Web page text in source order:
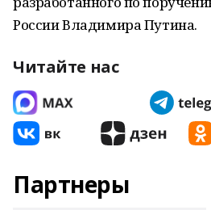
России Владимира Путина.
Читайте нас
Партнеры